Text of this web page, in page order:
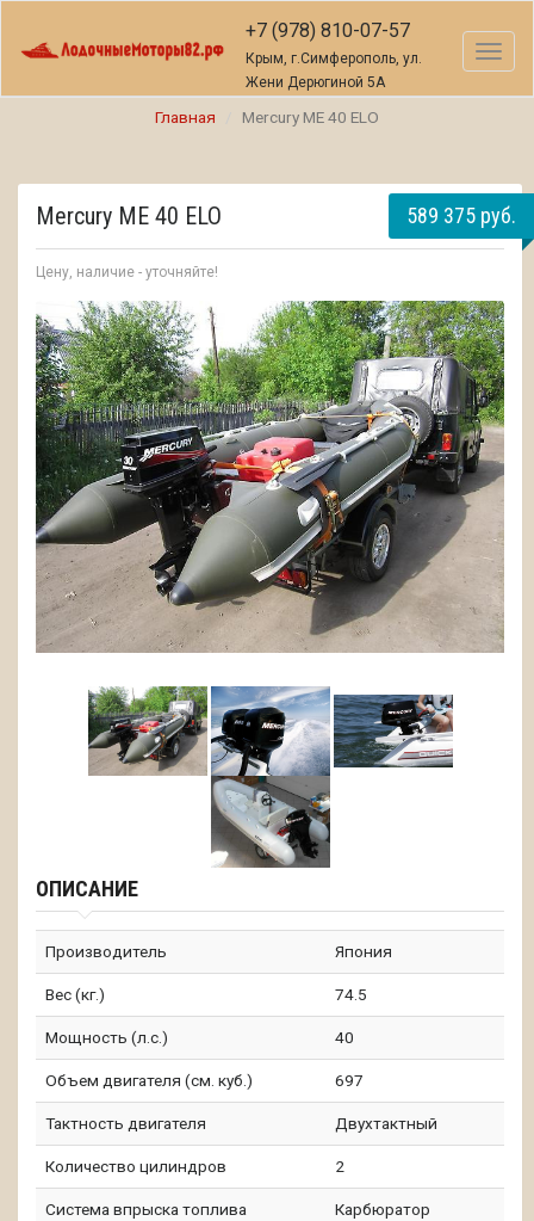
+7 (978) 810-07-57
Крым, г.Симферополь, ул.
Жени Дерюгиной 5А
Главная Mercury ME 40 ELO
Mercury ME 40 ELO
Цену, наличие - уточняйте!
589 375 руб.
ОПИСАНИЕ
Производитель Япония
Вес (кг.) 74.5
Мощность (л.с.) 40
Объем двигателя (см. куб.) 697
Тактность двигателя Двухтактный
Количество цилиндров 2
Система впрыска топлива Карбюратор